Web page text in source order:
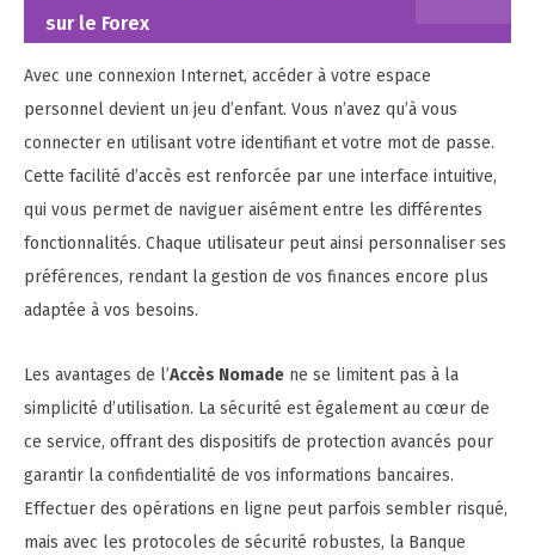
sur le Forex
Avec une connexion Internet, accéder à votre espace
personnel devient un jeu d’enfant. Vous n’avez qu’à vous
connecter en utilisant votre identifiant et votre mot de passe.
Cette facilité d’accès est renforcée par une interface intuitive,
qui vous permet de naviguer aisément entre les différentes
fonctionnalités. Chaque utilisateur peut ainsi personnaliser ses
préférences, rendant la gestion de vos finances encore plus
adaptée à vos besoins.
Les avantages de l’Accès Nomade ne se limitent pas à la
simplicité d’utilisation. La sécurité est également au cœur de
ce service, offrant des dispositifs de protection avancés pour
garantir la confidentialité de vos informations bancaires.
Effectuer des opérations en ligne peut parfois sembler risqué,
mais avec les protocoles de sécurité robustes, la Banque